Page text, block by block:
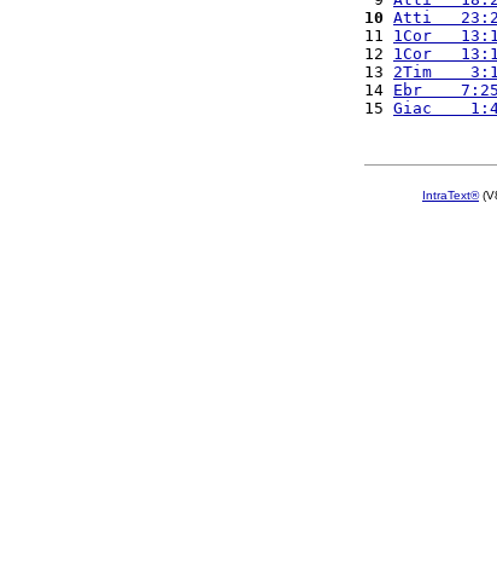
10 Atti
11 1Cor
12 1Cor
13 2Tim
14 Ebr    7:25
15 Giac
IntraText®